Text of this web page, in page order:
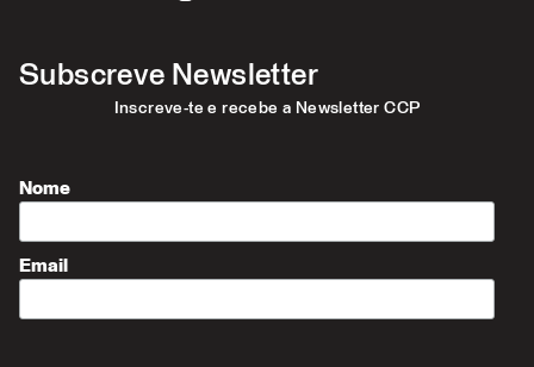
Subscreve Newsletter
Inscreve-te e recebe a Newsletter CCP
Nome
Email